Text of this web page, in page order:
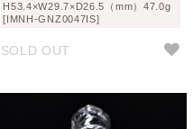
H53.4×W29.7×D26.5（mm）47.0g
[IMNH-GNZ0047IS]
SOLD OUT